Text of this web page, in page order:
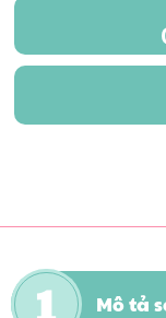
Mô tả